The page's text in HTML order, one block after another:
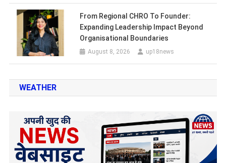
From Regional CHRO To Founder:
Expanding Leadership Impact Beyond
Organisational Boundaries
August 8, 2026 up18news
WEATHER